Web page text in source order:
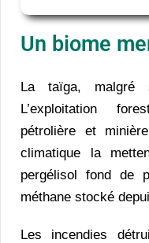
Un biome
La taïga, malgré
L’exploitation
pétrolière et
climatique la
pergélisol fond de
méthane stocké
Les incendies